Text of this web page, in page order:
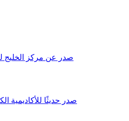
صدر عن مركز الخليج للأبحاث الملف الاستراتيجي السنوي مع
صدر حديثًا للأكاديمية